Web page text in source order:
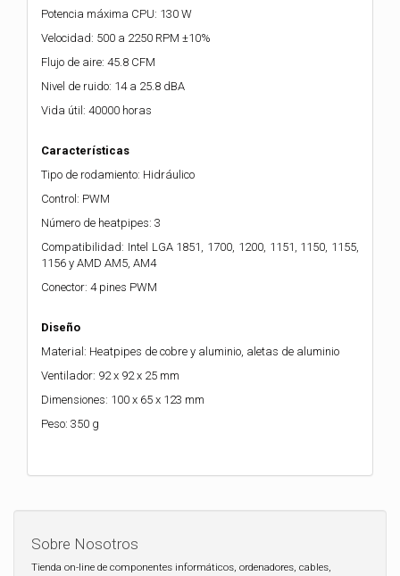
Potencia máxima CPU: 130 W
Velocidad: 500 a 2250 RPM ±10%
Flujo de aire: 45.8 CFM
Nivel de ruido: 14 a 25.8 dBA
Vida útil: 40000 horas
Características
Tipo de rodamiento: Hidráulico
Control: PWM
Número de heatpipes: 3
Compatibilidad: Intel LGA 1851, 1700, 1200, 1151, 1150, 1155,
1156 y AMD AM5, AM4
Conector: 4 pines PWM
Diseño
Material: Heatpipes de cobre y aluminio, aletas de aluminio
Ventilador: 92 x 92 x 25 mm
Dimensiones: 100 x 65 x 123 mm
Peso: 350 g
Sobre Nosotros
Tienda on-line de componentes informáticos, ordenadores, cables,